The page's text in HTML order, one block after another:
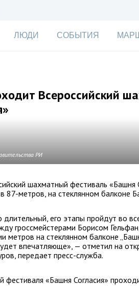
ЛЮДИ СОБЫТИЯ
Всероссийский
РИ
шахматный фестиваль «Башня
87-метров, на стеклянном балконе
его этапы пройдут во
гроссмейстерами Борисом
метров на стеклянном балконе
впечатляюще», — отметил на
передает пресс-служба.
фестиваля «Башня Согласия»